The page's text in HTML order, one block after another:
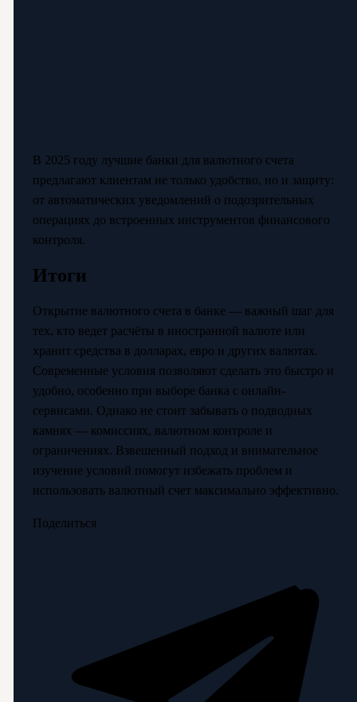
В 2025 году лучшие банки для валютного счета
предлагают клиентам не только удобство, но и защиту:
от автоматических уведомлений о подозрительных
операциях до встроенных инструментов финансового
контроля.
Итоги
Открытие валютного счета в банке — важный шаг для
тех, кто ведет расчёты в иностранной валюте или
хранит средства в долларах, евро и других валютах.
Современные условия позволяют сделать это быстро и
удобно, особенно при выборе банка с онлайн-
сервисами. Однако не стоит забывать о подводных
камнях — комиссиях, валютном контроле и
ограничениях. Взвешенный подход и внимательное
изучение условий помогут избежать проблем и
использовать валютный счет максимально эффективно.
Поделиться